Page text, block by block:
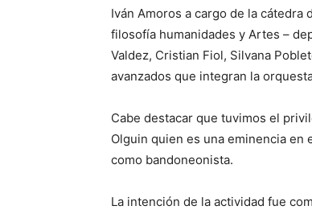
Iván Amoros a cargo de la cátedra
filosofía humanidades y Artes –
Valdez, Cristian Fiol, Silvana
avanzados que integran la
Cabe destacar que tuvimos el
Olguin quien es una eminencia en
como bandoneonista.
La intención de la actividad fue